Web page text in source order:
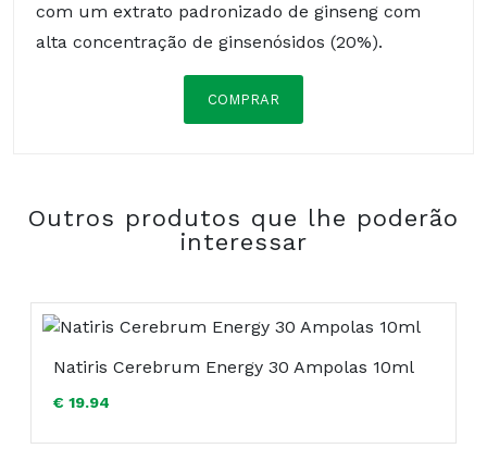
com um extrato padronizado de ginseng com
alta concentração de ginsenósidos (20%).
COMPRAR
Portugal
Outros produtos que lhe poderão
interessar
Natiris Cerebrum Energy 30 Ampolas 10ml
€ 19.94